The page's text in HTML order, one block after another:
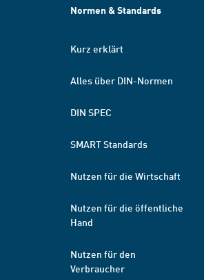
Normen & Standards
Kurz erklärt
Alles über DIN-Normen
DIN SPEC
SMART Standards
Nutzen für die Wirtschaft
Nutzen für die öffentliche
Hand
Nutzen für den
Verbraucher